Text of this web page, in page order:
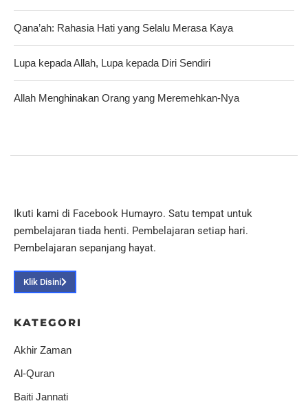
Qana’ah: Rahasia Hati yang Selalu Merasa Kaya
Lupa kepada Allah, Lupa kepada Diri Sendiri
Allah Menghinakan Orang yang Meremehkan-Nya
Ikuti kami di Facebook Humayro. Satu tempat untuk
pembelajaran tiada henti. Pembelajaran setiap hari.
Pembelajaran sepanjang hayat.
Klik Disini
KATEGORI
Akhir Zaman
Al-Quran
Baiti Jannati